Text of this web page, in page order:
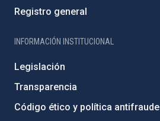
Registro general
INFORMACIÓN INSTITUCIONAL
Legislación
Transparencia
Código ético y política antifraude